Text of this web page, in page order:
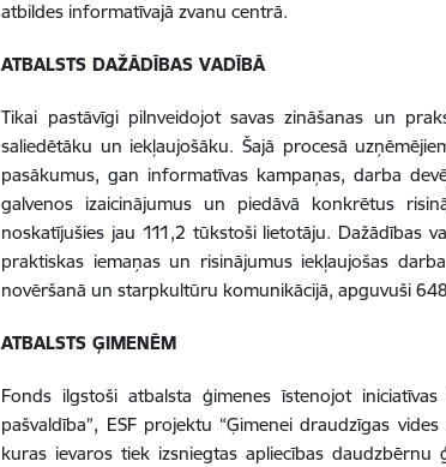
atbildes informatīvajā zvanu centrā.
ATBALSTS DAŽĀDĪBAS VADĪBĀ
Tikai pastāvīgi pilnveidojot savas zināšanas un
saliedētāku un iekļaujošāku. Šajā procesā
pasākumus, gan informatīvas kampaņas, darba
galvenos izaicinājumus un piedāvā konkrētus
noskatījušies jau 111,2 tūkstoši lietotāju. Dažādības
praktiskas iemaņas un risinājumus iekļaujošas
novēršanā un starpkultūru komunikācijā, apguvuši
ATBALSTS ĢIMENĒM
Fonds ilgstoši atbalsta ģimenes īstenojot
pašvaldība”, ESF projektu “Ģimenei draudzīgas
kuras ievaros tiek izsniegtas apliecības